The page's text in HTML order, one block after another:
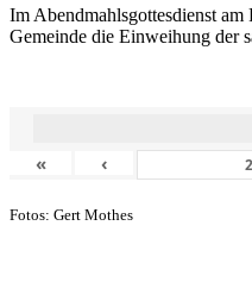
Im Abendmahlsgottesdienst am
Gemeinde die Einweihung der
« ‹
Fotos: Gert Mothes